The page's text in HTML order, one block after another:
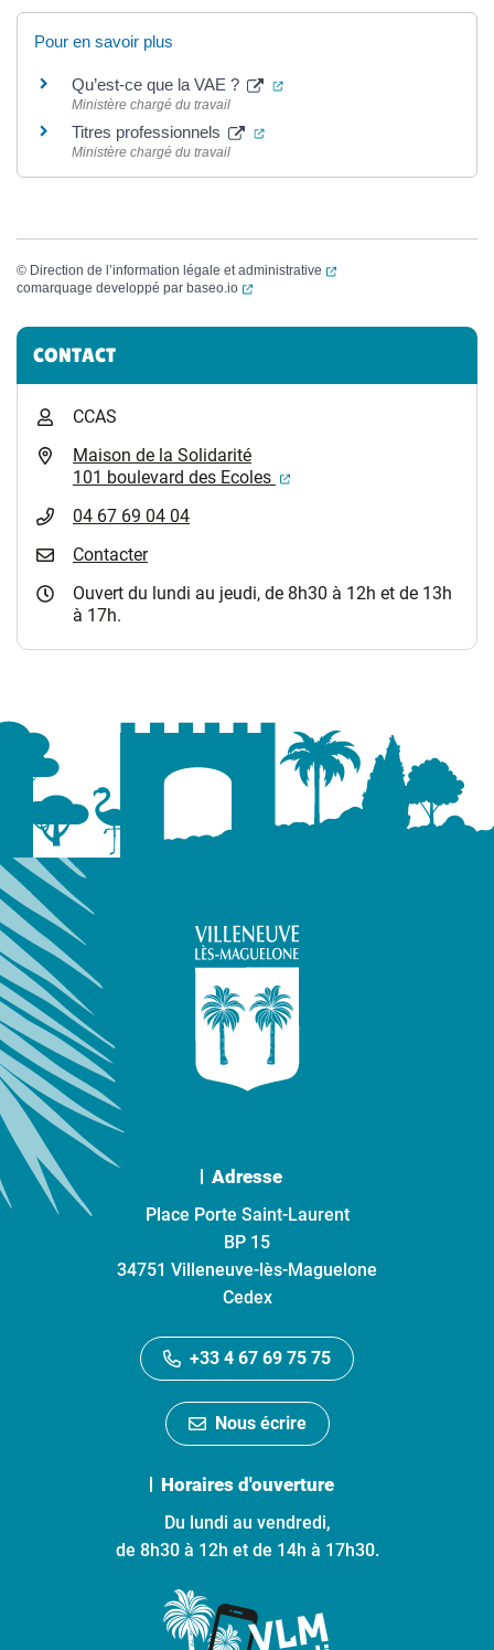
Pour en savoir plus
Qu’est-ce que la VAE ? (ouverture dans un nouvel
Ministère chargé du travail
Titres professionnels (ouverture dans un nouvel
Ministère chargé du travail
© Direction de l’information légale et administrative
(ouverture dans un
comarquage developpé par baseo.io (ouverture dans un nouvel onglet)
Informations complémentaires
CONTACT
CCAS
Maison de la Solidarité
101 boulevard des Ecoles
(ouverture dans un
04 67 69 04 04
Contacter
Ouvert du lundi au jeudi, de 8h30 à 12h et de 13h
à 17h.
Adresse
Place Porte Saint-Laurent
BP 15
34751 Villeneuve-lès-Maguelone
Cedex
+33 4 67 69 75 75
Nous écrire
Horaires d'ouverture
Du lundi au vendredi,
de 8h30 à 12h et de 14h à 17h30.